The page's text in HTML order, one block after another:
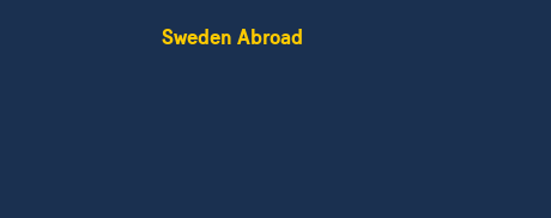
Sweden Abroad